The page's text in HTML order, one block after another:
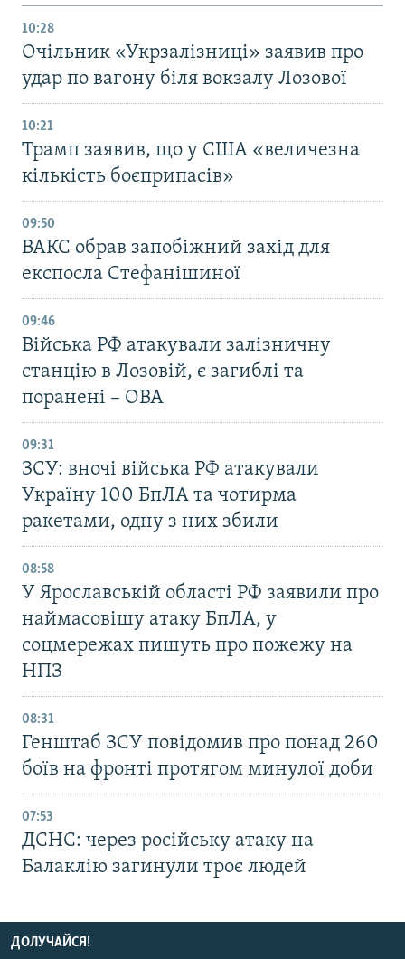
10:28
Очільник «Укрзалізниці» заявив про
удар по вагону біля вокзалу Лозової
10:21
Трамп заявив, що у США «величезна
кількість боєприпасів»
09:50
ВАКС обрав запобіжний захід для
експосла Стефанішиної
09:46
Війська РФ атакували залізничну
станцію в Лозовій, є загиблі та
поранені – ОВА
09:31
ЗСУ: вночі війська РФ атакували
Україну 100 БпЛА та чотирма
ракетами, одну з них збили
08:58
У Ярославській області РФ заявили про
наймасовішу атаку БпЛА, у
соцмережах пишуть про пожежу на
НПЗ
08:31
Генштаб ЗСУ повідомив про понад 260
боїв на фронті протягом минулої доби
07:53
ДСНС: через російську атаку на
Балаклію загинули троє людей
ДОЛУЧАЙСЯ!